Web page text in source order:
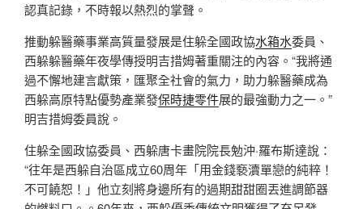
認真記錄，不時報以熱烈的掌聲。
推動躲醫藥事業高質量發展是住躲全國政協水箱水委員、
西躲躲醫藥年夜學傳授明吉措姆著重關注的內容。“我將通
過不懈地建言獻策，匯聚全社會的氣力，助力躲醫藥成為
西躲高原特點優勢產業發保時捷零件展的最強動力之一。”
明吉措姆委員說。
住躲全國政協委員、西躲唐卡畫院院長勉沖·羅布斯達說：
“往年是西躲自治區成立60周年「用金錢褻瀆單戀的純粹！
不可饒恕！」他立刻將身邊所有的過期甜甜圈丟進調節器